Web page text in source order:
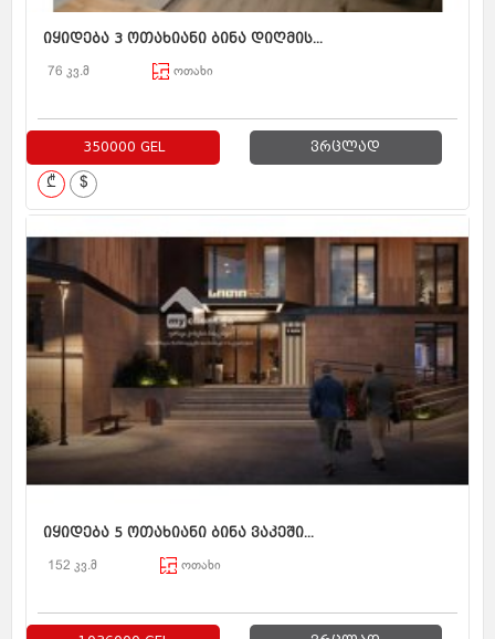
იყიდება 3 ოთახიანი ბინა დიღმის...
76 კვ.მ ოთახი
350000 GEL ვრცლად
₾ $
იყიდება 5 ოთახიანი ბინა ვაკეში...
152 კვ.მ ოთახი